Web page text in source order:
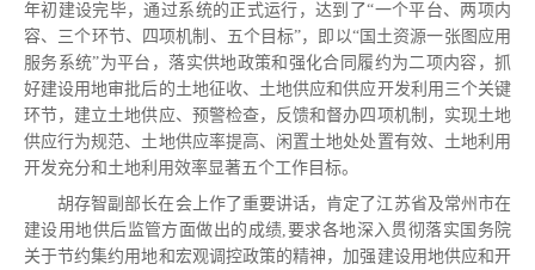
年初建设完毕，通过系统的正式运行，达到了“一个平台、两项内
容、三个环节、四项机制、五个目标”，即以“国土资源一张图应用
服务系统”为平台，落实供地政策和强化合同履约为二项内容，抓
好建设用地审批后的土地征收、土地供应和供应开发利用三个关键
环节，建立土地供应、预警检查，反馈和督办四项机制，实现土地
供应行为规范、土地供应率提高、闲置土地处处置有效、土地利用
开发充分和土地利用效率显著五个工作目标。
胡存智副部长在会上作了重要讲话，肯定了江苏省及常州市在
建设用地供后监管方面做出的成绩,要求各地深入贯彻落实国务院
关于节约集约用地和宏观调控政策的精神，加强建设用地供应和开